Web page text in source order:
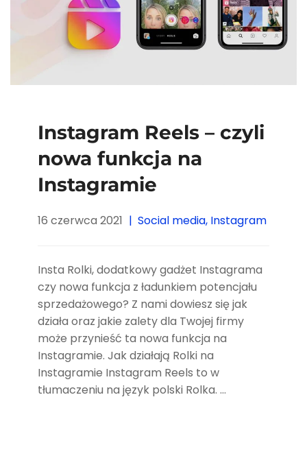
Instagram Reels – czyli
nowa funkcja na
Instagramie
16 czerwca 2021 Social media, Instagram
Insta Rolki, dodatkowy gadżet Instagrama
czy nowa funkcja z ładunkiem potencjału
sprzedażowego? Z nami dowiesz się jak
działa oraz jakie zalety dla Twojej firmy
może przynieść ta nowa funkcja na
Instagramie. Jak działają Rolki na
Instagramie Instagram Reels to w
tłumaczeniu na język polski Rolka. …